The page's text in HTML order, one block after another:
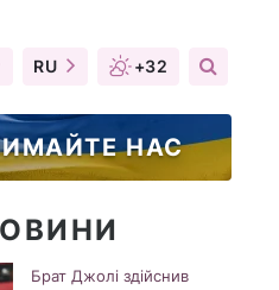
RU +32
НАС
Брат Джолі здійснив